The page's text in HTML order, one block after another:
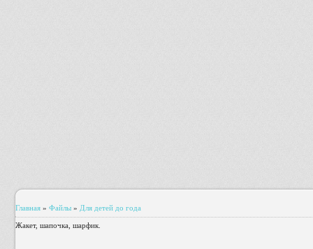
Главная » Файлы » Для детей до года
Жакет, шапочка, шарфик.